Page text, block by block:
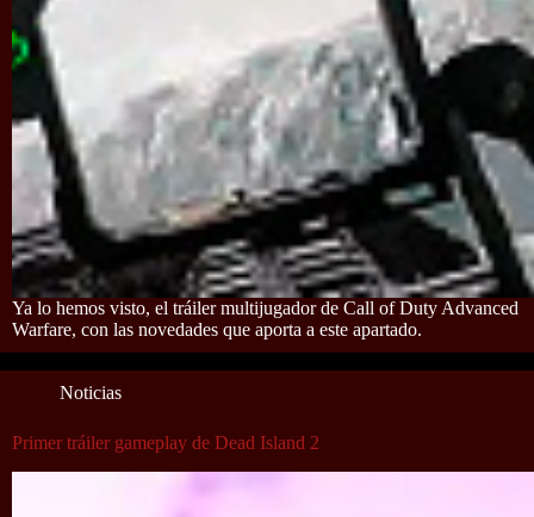
Ya lo hemos visto, el tráiler multijugador de Call of Duty Advanced
Warfare, con las novedades que aporta a este apartado.
Noticias
Primer tráiler gameplay de Dead Island 2